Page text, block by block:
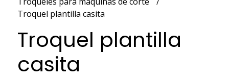
Troquel plantilla casita
Troquel plantilla
casita